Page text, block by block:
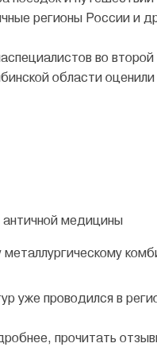
регионы России и
во
области
античной медицины
уже проводился в
прочитать